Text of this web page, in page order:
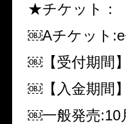
★チケット：
￼Aチケット
￼【受付期間
￼【入金期間
￼一般発売:10